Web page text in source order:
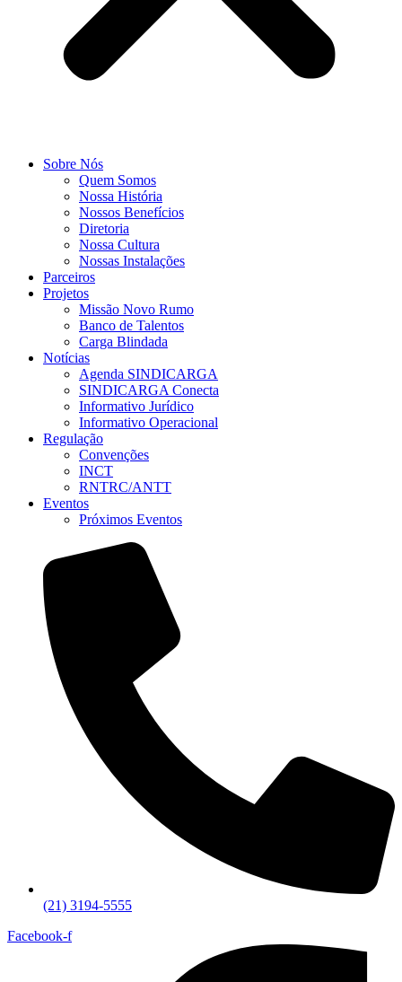
Sobre Nós
Quem Somos
Nossa História
Nossos Benefícios
Diretoria
Nossa Cultura
Nossas Instalações
Parceiros
Projetos
Missão Novo Rumo
Banco de Talentos
Carga Blindada
Notícias
Agenda SINDICARGA
SINDICARGA Conecta
Informativo Jurídico
Informativo Operacional
Regulação
Convenções
INCT
RNTRC/ANTT
Eventos
Próximos Eventos
(21) 3194-5555
Facebook-f